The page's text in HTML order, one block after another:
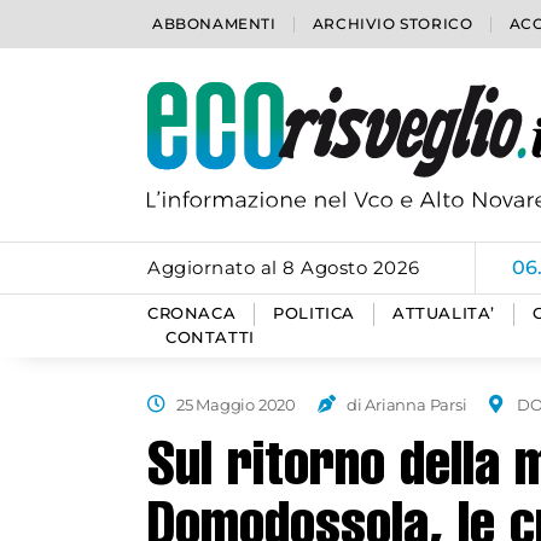
ABBONAMENTI ARCHIVIO STORICO
Aggiornato al 8 Agosto 2026
CRONACA POLITICA ATTUALITA’
CONTATTI
25 Maggio 2020 di Arianna Parsi
Sul ritorno della